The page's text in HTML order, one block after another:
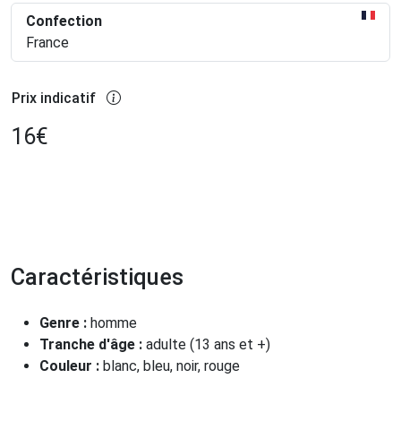
Confection
France
Prix indicatif
16€
Caractéristiques
Genre : homme
Tranche d'âge : adulte (13 ans et +)
Couleur : blanc, bleu, noir, rouge